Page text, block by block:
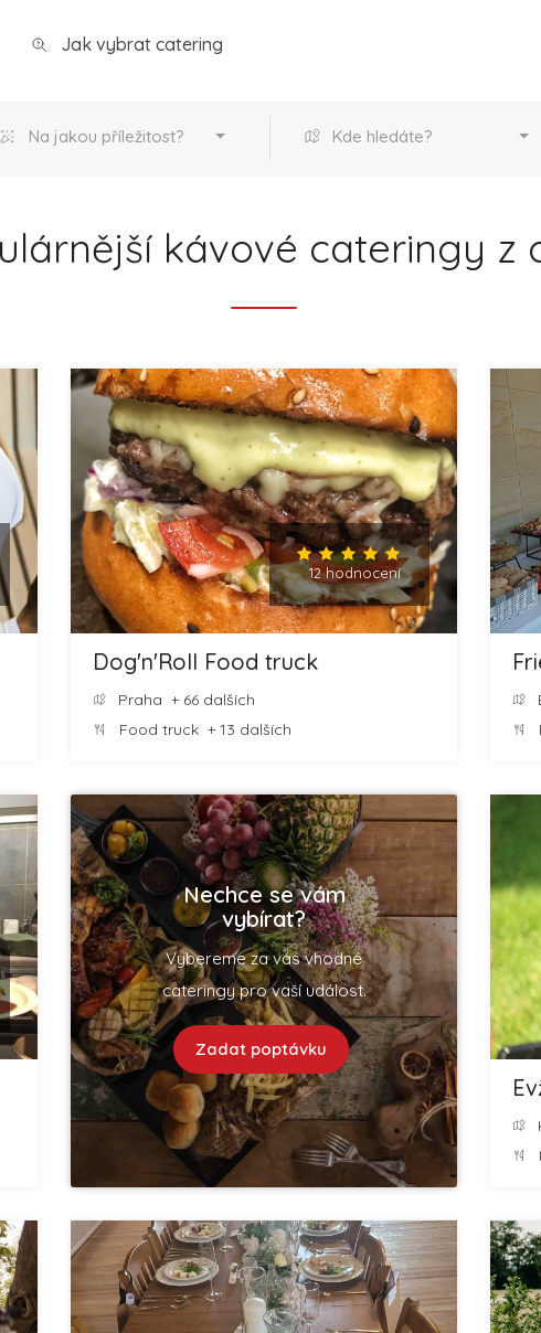
Jak vybrat catering
Na jakou příležitost? Kde hledáte?
kávové cateringy z
12 hodnocení
Dog'n'Roll Food truck
Praha + 66 dalších
Food truck + 13 dalších
Nechce se vám
vybírat?
Vybereme za vás vhodné
cateringy pro vaší událost.
Zadat poptávku